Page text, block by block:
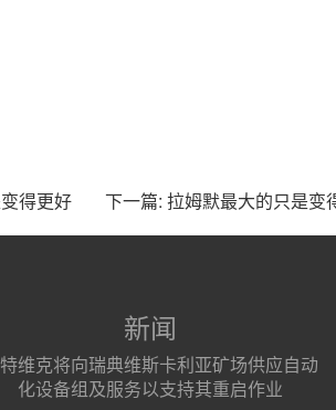
得更好 下一篇: 拉姆默最大的只是变
新闻
维克将向瑞典维斯卡利亚矿场供应自动
化设备组及服务以支持其重启作业